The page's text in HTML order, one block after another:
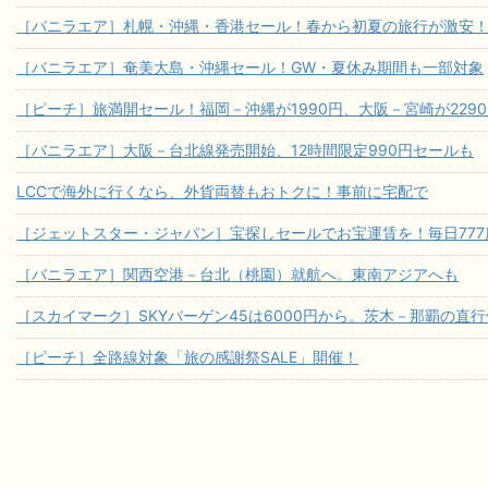
［バニラエア］札幌・沖縄・香港セール！春から初夏の旅行が激安！
［バニラエア］奄美大島・沖縄セール！GW・夏休み期間も一部対象
［ピーチ］旅満開セール！福岡－沖縄が1990円、大阪－宮崎が
［バニラエア］大阪－台北線発売開始、12時間限定990円セールも
LCCで海外に行くなら、外貨両替もおトクに！事前に宅配で
［ジェットスター・ジャパン］宝探しセールでお宝運賃を！毎日
［バニラエア］関西空港－台北（桃園）就航へ。東南アジアへも
［スカイマーク］SKYバーゲン45は6000円から。茨木－那覇の直行
［ピーチ］全路線対象「旅の感謝祭SALE」開催！